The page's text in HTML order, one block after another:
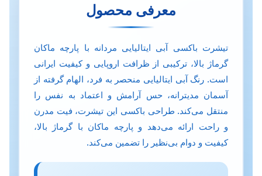
معرفی محصول
تیشرت باکسی آبی ایتالیایی مردانه با پارچه ماکان
گرماژ بالا، ترکیبی از ظرافت اروپایی و کیفیت ایرانی
است. رنگ آبی ایتالیایی منحصر به فرد، الهام گرفته از
آسمان مدیترانه، حس آرامش و اعتماد به نفس را
منتقل می‌کند. طراحی باکسی این تیشرت، فیت مدرن
و راحت ارائه می‌دهد و پارچه ماکان با گرماژ بالا،
کیفیت و دوام بی‌نظیر را تضمین می‌کند.